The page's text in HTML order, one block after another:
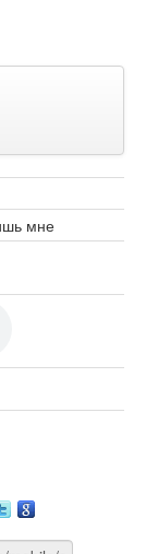
мне